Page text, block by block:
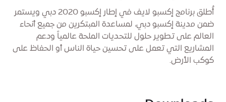
أُطلق برنامج إكسبو لايف في إطار إكسبو 2020 دبي ويستمر
ضمن مدينة إكسبو دبي، لمساعدة المبتكرين من جميع أنحاء
العالم على تطوير حلول للتحديات الملحة عالمياً ودعم
المشاريع التي تعمل على تحسين حياة الناس أو الحفاظ على
كوكب الأرض.